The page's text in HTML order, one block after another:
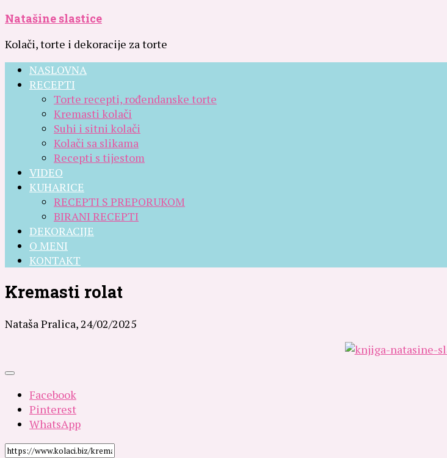
Natašine slastice
Kolači, torte i dekoracije za torte
NASLOVNA
RECEPTI
Torte recepti, rođendanske torte
Kremasti kolači
Suhi i sitni kolači
Kolači sa slikama
Recepti s tijestom
VIDEO
KUHARICE
RECEPTI S PREPORUKOM
BIRANI RECEPTI
DEKORACIJE
O MENI
KONTAKT
Kremasti rolat
Nataša Pralica,24/02/2025
Facebook
Pinterest
WhatsApp